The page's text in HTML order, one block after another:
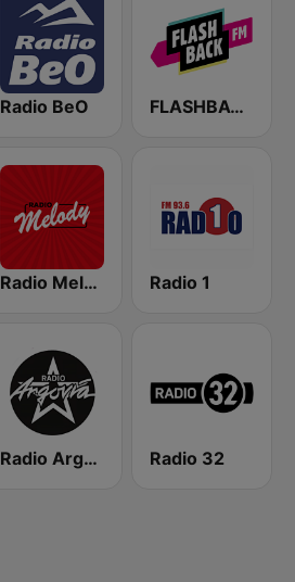
Radio BeO FLASHBACK FM
Radio Melody Schweiz Radio 1
Radio Argovia Radio 32